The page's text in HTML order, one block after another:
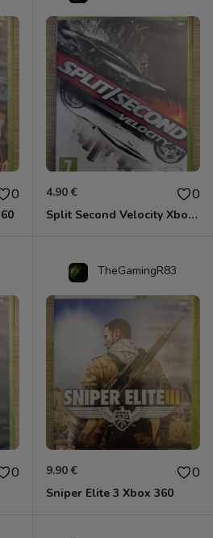
0 4.90 € 0
Split Second Velocity Xbox 360
0
TheGamingR83
9.90 € 0
Sniper Elite 3 Xbox 360